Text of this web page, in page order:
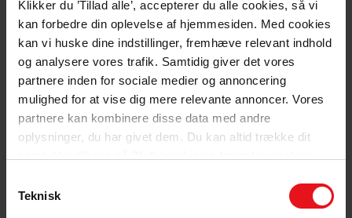
Klikker du ’Tillad alle’, accepterer du alle cookies, så vi
kan forbedre din oplevelse af hjemmesiden. Med cookies
kan vi huske dine indstillinger, fremhæve relevant indhold
og analysere vores trafik. Samtidig giver det vores
partnere inden for sociale medier og annoncering
mulighed for at vise dig mere relevante annoncer. Vores
partnere kan kombinere disse data med andre
oplysninger, du har givet dem. Du kan altid trække dit
Teknisk
Bliv medlem
Bliv medlem
Tilmeld dig nyhedsbrevet
Er du ikke medlem af afdelingen 3F København, men ønsker at
modtage vores nyhedsbrev med lokale nyheder og aktiviteter, kan
du tilmelde dig nyhedsbrevet her. Husk at skrive dit navn og e-
mailadresse når du tilmelder dig.
Tilmeld dig nyhedsbrevet for 3F København
Masser af fordele med 3F
Rabat på dine forsikringer